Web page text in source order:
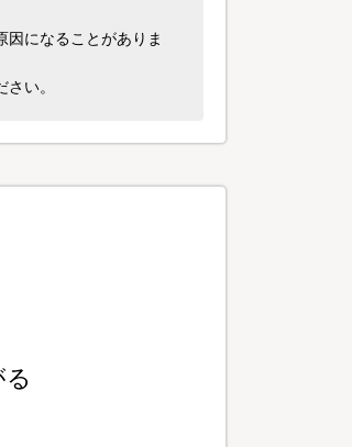
になることがありま
い。